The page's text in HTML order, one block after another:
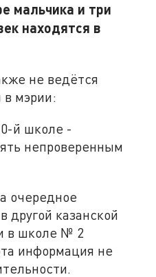
мальчика и три
находятся в
не ведётся
в мэрии:
й школе -
непроверенным
очередное
другой казанской
в школе № 2
информация не